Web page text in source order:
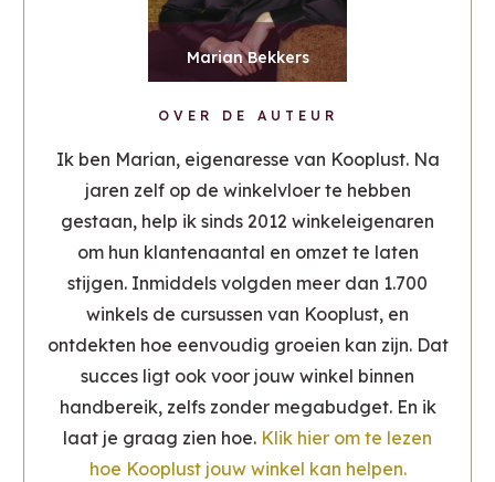
OVER DE AUTEUR
Ik ben Marian, eigenaresse van Kooplust. Na
jaren zelf op de winkelvloer te hebben
gestaan, help ik sinds 2012 winkeleigenaren
om hun klantenaantal en omzet te laten
stijgen. Inmiddels volgden meer dan 1.700
winkels de cursussen van Kooplust, en
ontdekten hoe eenvoudig groeien kan zijn. Dat
succes ligt ook voor jouw winkel binnen
handbereik, zelfs zonder megabudget. En ik
laat je graag zien hoe. Klik hier om te lezen
hoe Kooplust jouw winkel kan helpen.
Marian Bekkers